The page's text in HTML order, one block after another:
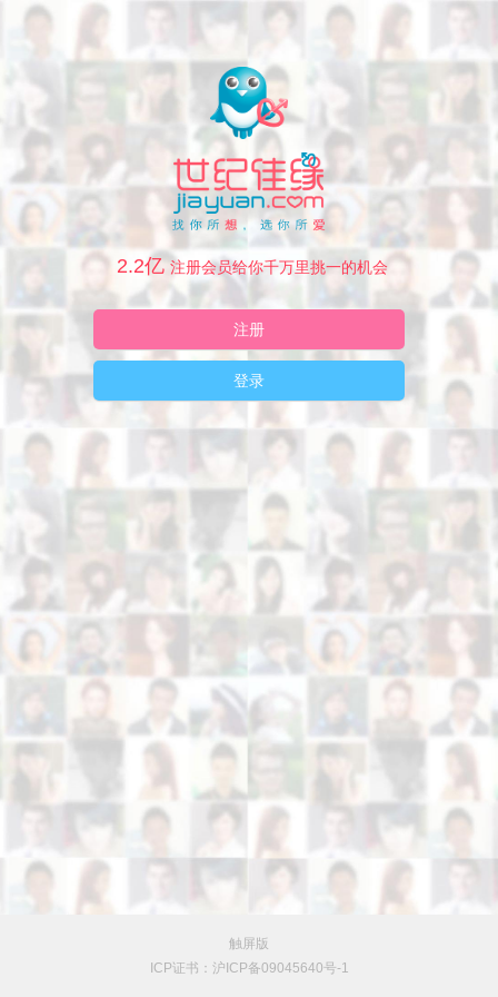
2.2亿 注册会员给你千万里挑一的机会
注册
登录
触屏版
ICP证书：沪ICP备09045640号-1